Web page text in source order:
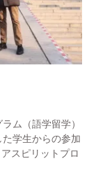
ム（語学留学）
学生からの参加
スピリットプロ